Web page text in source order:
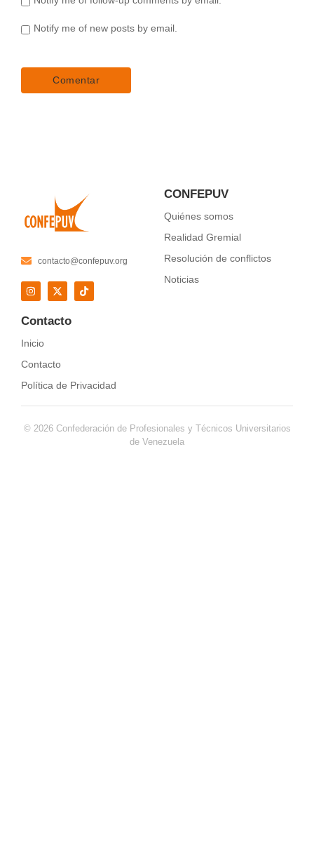
Notify me of new posts by email.
contacto@confepuv.org
CONFEPUV
Quiénes somos
Realidad Gremial
Resolución de conflictos
Noticias
Contacto
Inicio
Contacto
Política de Privacidad
© 2026 Confederación de Profesionales y Técnicos Universitarios
de Venezuela